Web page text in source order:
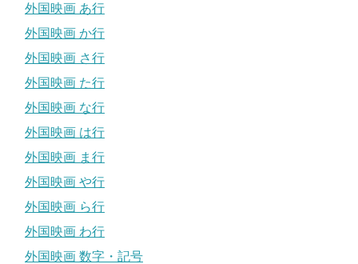
外国映画 あ行
外国映画 か行
外国映画 さ行
外国映画 た行
外国映画 な行
外国映画 は行
外国映画 ま行
外国映画 や行
外国映画 ら行
外国映画 わ行
外国映画 数字・記号